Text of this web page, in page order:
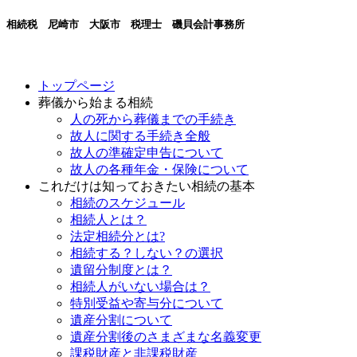
相続税 尼崎市 大阪市 税理士 磯貝会計事務所
トップページ
葬儀から始まる相続
人の死から葬儀までの手続き
故人に関する手続き全般
故人の準確定申告について
故人の各種年金・保険について
これだけは知っておきたい相続の基本
相続のスケジュール
相続人とは？
法定相続分とは?
相続する？しない？の選択
遺留分制度とは？
相続人がいない場合は？
特別受益や寄与分について
遺産分割について
遺産分割後のさまざまな名義変更
課税財産と非課税財産